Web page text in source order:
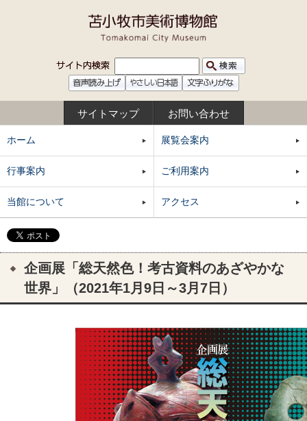
サイトマップ お問い合わせ
ホーム 展覧会案内
行事案内 ご利用案内
当館について アクセス
企画展「総天然色！考古資料のあざやかな
世界」（2021年1月9日～3月7日）